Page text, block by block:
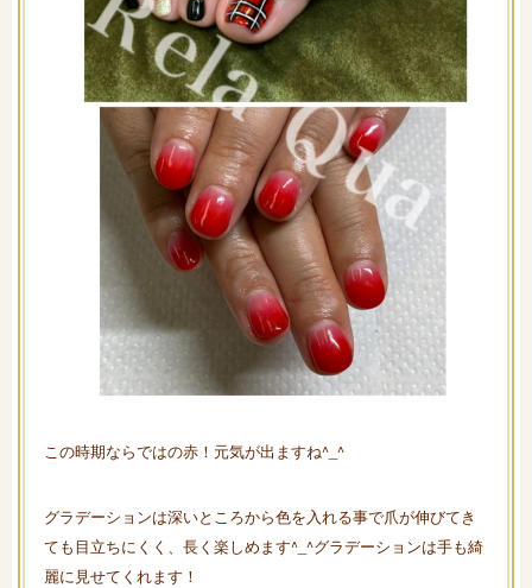
この時期ならではの赤！元気が出ますね^_^
グラデーションは深いところから色を入れる事で爪が伸びてき
ても目立ちにくく、長く楽しめます^_^グラデーションは手も綺
麗に見せてくれます！